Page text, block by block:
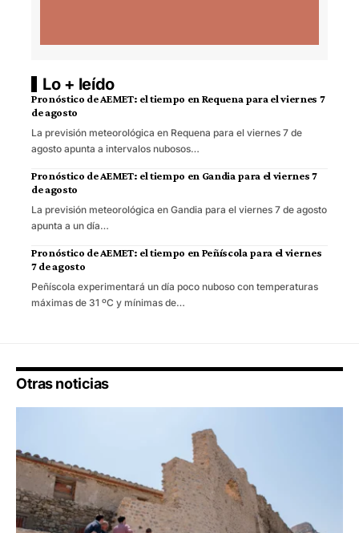
Lo + leído
Pronóstico de AEMET: el tiempo en Requena para el viernes 7
de agosto
La previsión meteorológica en Requena para el viernes 7 de
agosto apunta a intervalos nubosos…
Pronóstico de AEMET: el tiempo en Gandia para el viernes 7
de agosto
La previsión meteorológica en Gandia para el viernes 7 de agosto
apunta a un día…
Pronóstico de AEMET: el tiempo en Peñíscola para el viernes
7 de agosto
Peñíscola experimentará un día poco nuboso con temperaturas
máximas de 31 ºC y mínimas de…
Otras noticias